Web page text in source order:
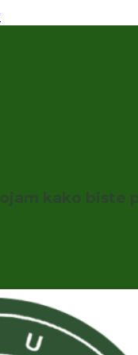
kako biste